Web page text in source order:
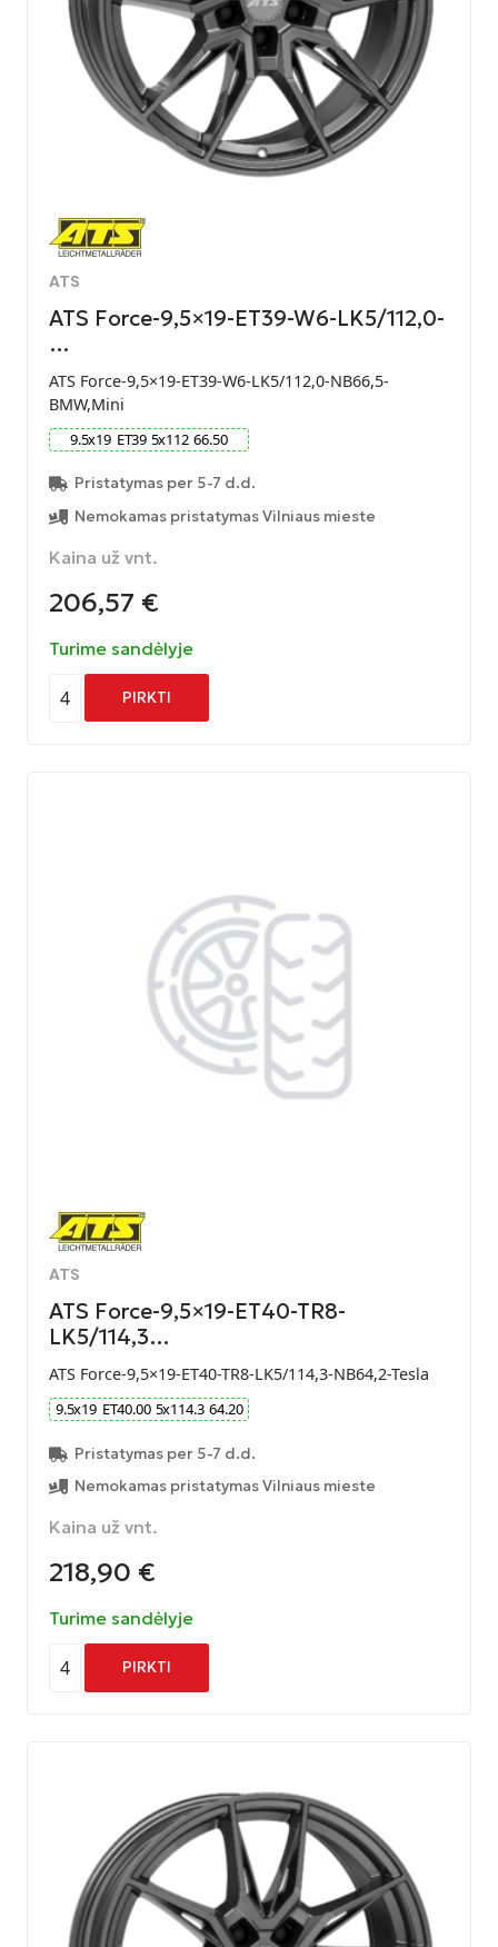
ATS
ATS Force-9,5×19-ET39-W6-LK5/112,0-
…
ATS Force-9,5×19-ET39-W6-LK5/112,0-NB66,5-
BMW,Mini
9.5x19 ET39 5x112 66.50
Pristatymas per 5-7 d.d.
Nemokamas pristatymas Vilniaus mieste
Kaina už vnt.
206,57 €
Turime sandėlyje
4 PIRKTI
ATS
ATS Force-9,5×19-ET40-TR8-
LK5/114,3…
ATS Force-9,5×19-ET40-TR8-LK5/114,3-NB64,2-Tesla
9.5x19 ET40.00 5x114.3 64.20
Pristatymas per 5-7 d.d.
Nemokamas pristatymas Vilniaus mieste
Kaina už vnt.
218,90 €
Turime sandėlyje
4 PIRKTI